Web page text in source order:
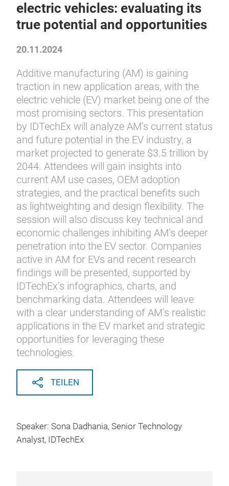
electric vehicles: evaluating its
true potential and opportunities
20.11.2024
Additive manufacturing (AM) is gaining
traction in new application areas, with the
electric vehicle (EV) market being one of the
most promising sectors. This presentation
by IDTechEx will analyze AM’s current status
and future potential in the EV industry, a
market projected to generate $3.5 trillion by
2044. Attendees will gain insights into
current AM use cases, OEM adoption
strategies, and the practical benefits such
as lightweighting and design flexibility. The
session will also discuss key technical and
economic challenges inhibiting AM’s deeper
penetration into the EV sector. Companies
active in AM for EVs and recent research
findings will be presented, supported by
IDTechEx’s infographics, charts, and
benchmarking data. Attendees will leave
with a clear understanding of AM’s realistic
applications in the EV market and strategic
opportunities for leveraging these
technologies.
TEILEN
Speaker: Sona Dadhania, Senior Technology
Analyst, IDTechEx